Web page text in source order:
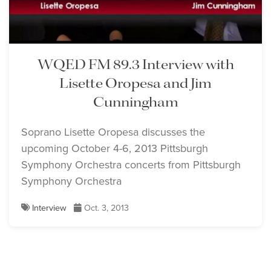
WQED FM 89.3 Interview with
Lisette Oropesa and Jim
Cunningham
Soprano Lisette Oropesa discusses the
upcoming October 4-6, 2013 Pittsburgh
Symphony Orchestra concerts from Pittsburgh
Symphony Orchestra
Interview Oct. 3, 2013